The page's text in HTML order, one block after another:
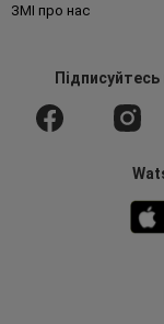
ЗМІ про нас
Підписуйтесь